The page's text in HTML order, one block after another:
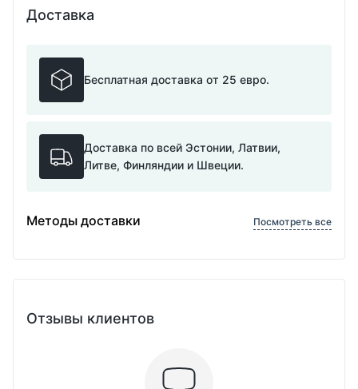
Доставка
Бесплатная доставка от 25 евро.
Доставка по всей Эстонии, Латвии,
Литве, Финляндии и Швеции.
Методы доставки Посмотреть все
Отзывы клиентов